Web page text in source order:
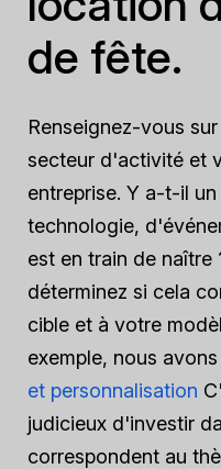
de fête.
Renseignez-vous
secteur d'activité et
entreprise. Y a-t-il
technologie,
est en train de
déterminez si cela
cible et à votre
exemple, nous
et personnalisation
judicieux d'investir
correspondent au